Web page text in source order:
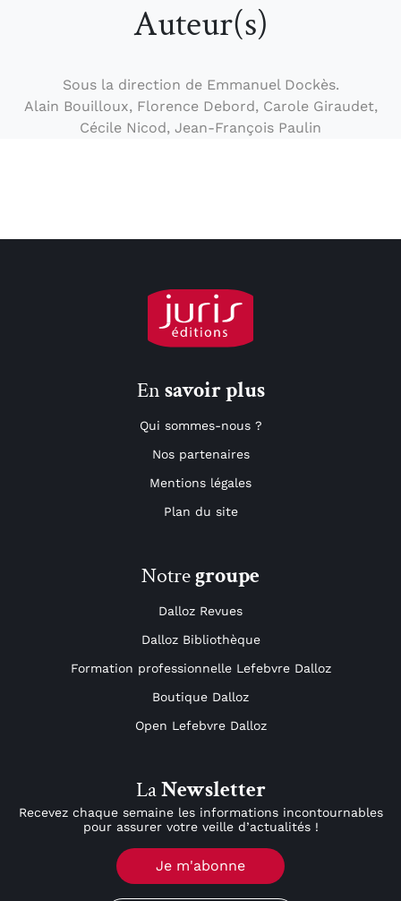
Auteur(s)
Sous la direction de Emmanuel Dockès.
Alain Bouilloux, Florence Debord, Carole Giraudet,
Cécile Nicod, Jean-François Paulin
Ensavoir plus
Qui sommes-nous ?
Nos partenaires
Mentions légales
Plan du site
Notregroupe
Dalloz Revues
Dalloz Bibliothèque
Formation professionnelle Lefebvre Dalloz
Boutique Dalloz
Open Lefebvre Dalloz
LaNewsletter
Recevez chaque semaine les informations incontournables
pour assurer votre veille d’actualités !
Je m'abonne